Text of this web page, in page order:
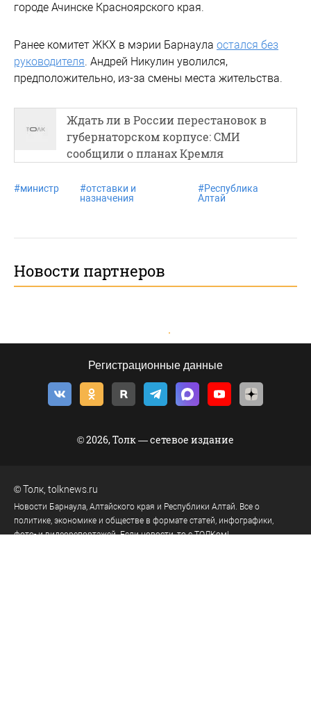
городе Ачинске Красноярского края.
Ранее комитет ЖКХ в мэрии Барнаула остался без
руководителя. Андрей Никулин уволился,
предположительно, из-за смены места жительства.
Ждать ли в России перестановок в
губернаторском корпусе: СМИ
сообщили о планах Кремля
#министр #отставки и
назначения
#Республика
Алтай
Новости партнеров
Регистрационные данные
© 2026, Толк — сетевое издание
©Толк tolknews.ru
Новости Барнаула, Алтайского края и Республики Алтай. Все о
политике, экономике и обществе в формате статей, инфографики,
фото- и видеорепортажей. Если новости, то с ТОЛКом!